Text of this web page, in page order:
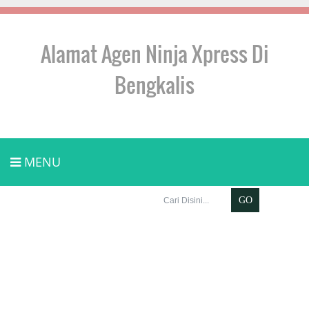
Alamat Agen Ninja Xpress Di
Bengkalis
MENU